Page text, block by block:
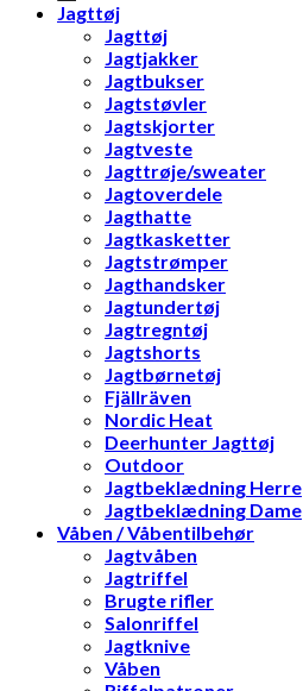
Jagttøj
Jagttøj
Jagtjakker
Jagtbukser
Jagtstøvler
Jagtskjorter
Jagtveste
Jagttrøje/sweater
Jagtoverdele
Jagthatte
Jagtkasketter
Jagtstrømper
Jagthandsker
Jagtundertøj
Jagtregntøj
Jagtshorts
Jagtbørnetøj
Fjällräven
Nordic Heat
Deerhunter Jagttøj
Outdoor
Jagtbeklædning Herre
Jagtbeklædning Dame
Våben / Våbentilbehør
Jagtvåben
Jagtriffel
Brugte rifler
Salonriffel
Jagtknive
Våben